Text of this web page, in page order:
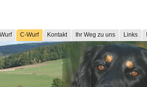
C-Wurf Kontakt Ihr Weg zu uns Links